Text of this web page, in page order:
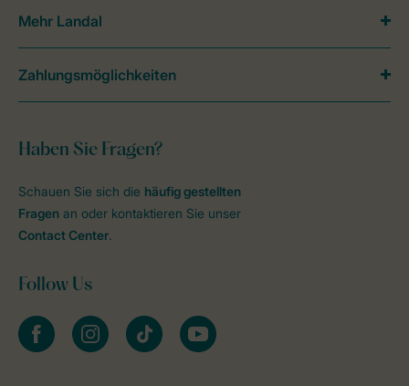
Haben Sie Fragen?
Schauen Sie sich die häufig gestellten
Fragen an oder kontaktieren Sie unser
Contact Center.
Follow Us
facebookinstagramtiktok youtube
Mehr Landal
Zahlungsmöglichkeiten